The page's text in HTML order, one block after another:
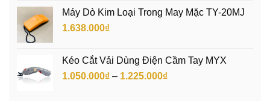
từ
Máy Dò Kim Loại Trong May Mặc TY-20MJ
1.638.000₫
Kéo Cắt Vải Dùng Điện Cầm Tay MYX
1.050.000₫ – 1.225.000₫Khoảng